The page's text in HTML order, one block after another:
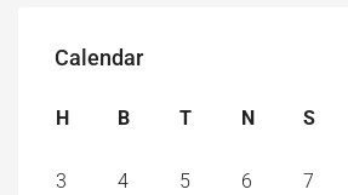
Calendar
H B T N S
3
4 5 6 7